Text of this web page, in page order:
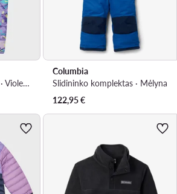
Žiemos kombinezonas · Violetinė
Columbia
Slidininko komplektas · Mėlyna
122,95€